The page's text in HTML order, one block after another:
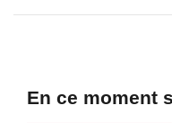
En ce moment